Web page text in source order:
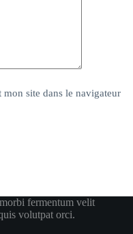
site dans le navigateur
fermentum velit
volutpat orci.